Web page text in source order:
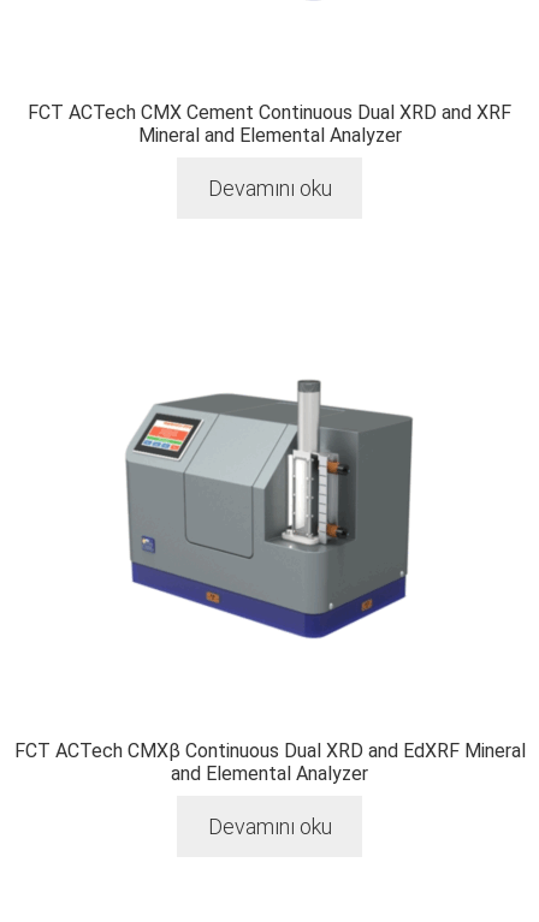
FCT ACTech CMX Cement Continuous Dual XRD and XRF
Mineral and Elemental Analyzer
Devamını oku
FCT ACTech CMXβ Continuous Dual XRD and EdXRF Mineral
and Elemental Analyzer
Devamını oku